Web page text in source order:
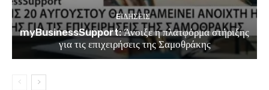
EΙΔΗΣΕΙΣ
myBusinessSupport: Άνοιξε η πλατφόρμα στήριξης
για τις επιχειρήσεις της Σαμοθράκης